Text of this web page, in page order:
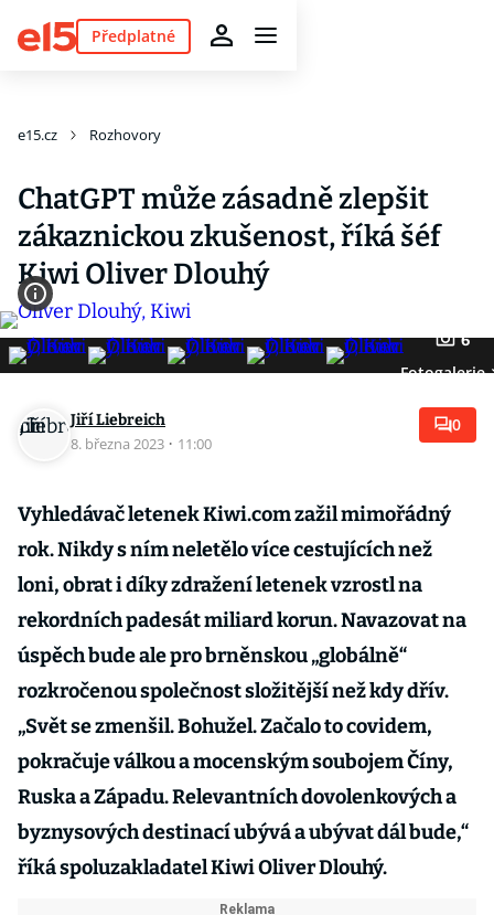
Předplatné
e15.cz Rozhovory
ChatGPT může zásadně zlepšit
zákaznickou zkušenost, říká šéf
Kiwi Oliver Dlouhý
6
Fotogalerie
Jiří Liebreich
8. března 2023 · 11:00
0
Vyhledávač letenek Kiwi.com zažil mimořádný
rok. Nikdy s ním neletělo více cestujících než
loni, obrat i díky zdražení letenek vzrostl na
rekordních padesát miliard korun. Navazovat na
úspěch bude ale pro brněnskou „globálně“
rozkročenou společnost složitější než kdy dřív.
„Svět se zmenšil. Bohužel. Začalo to covidem,
pokračuje válkou a mocenským soubojem Číny,
Ruska a Západu. Relevantních dovolenkových a
byznysových destinací ubývá a ubývat dál bude,“
říká spoluzakladatel Kiwi Oliver Dlouhý.